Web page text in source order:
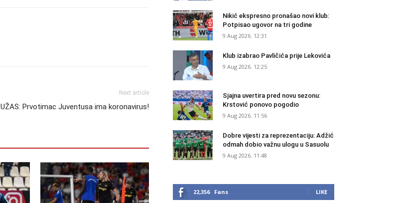
Next article
UŽAS: Prvotimac Juventusa ima koronavirus!
Nikić ekspresno pronašao novi klub:
Potpisao ugovor na tri godine
9 Aug 2026. 12:31
Klub izabrao Pavličića prije Lekovića
9 Aug 2026. 12:25
Sjajna uvertira pred novu sezonu:
Krstović ponovo pogodio
9 Aug 2026. 11:56
Dobre vijesti za reprezentaciju: Adžić
odmah dobio važnu ulogu u Sasuolu
9 Aug 2026. 11:48
22,356 Fans LIKE